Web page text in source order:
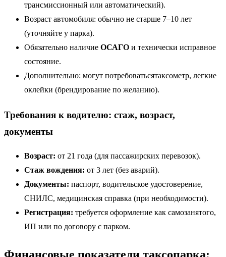
трансмиссионный или автоматический).
Возраст автомобиля: обычно не старше 7–10 лет
(уточняйте у парка).
Обязательно наличие ОСАГО и технически исправное
состояние.
Дополнительно: могут потребоватьсятаксометр, легкие
оклейки (брендирование по желанию).
Требования к водителю: стаж, возраст,
документы
Возраст: от 21 года (для пассажирских перевозок).
Стаж вождения: от 3 лет (без аварий).
Документы: паспорт, водительское удостоверение,
СНИЛС, медицинская справка (при необходимости).
Регистрация: требуется оформление как самозанятого,
ИП или по договору с парком.